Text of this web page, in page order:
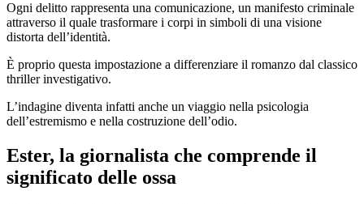
Ogni delitto rappresenta una comunicazione, un manifesto criminale
attraverso il quale trasformare i corpi in simboli di una visione
distorta dell’identità.
È proprio questa impostazione a differenziare il romanzo dal classico
thriller investigativo.
L’indagine diventa infatti anche un viaggio nella psicologia
dell’estremismo e nella costruzione dell’odio.
Ester, la giornalista che comprende il
significato delle ossa